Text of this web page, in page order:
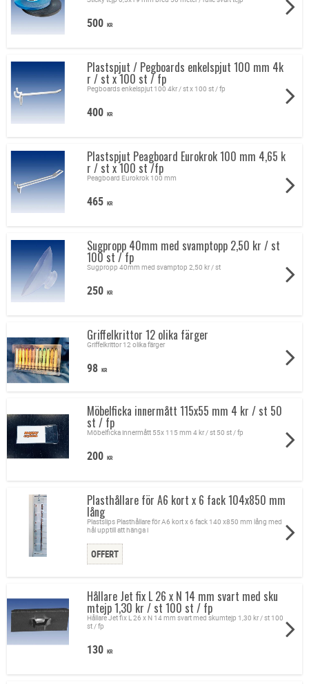
500 KR
Plastspjut / Pegboards enkelspjut 100 mm 4k
r / st x 100 st / fp
Pegboards enkelspjut 100 4kr / st x 100 st / fp
400 KR
Plastspjut Peagboard Eurokrok 100 mm 4,65 k
r / st x 100 st /fp
Peagboard Eurokrok 100 mm
465 KR
Sugpropp 40mm med svamptopp 2,50 kr / st
100 st / fp
Sugpropp 40mm med svamptop 2,50 kr / st
250 KR
Griffelkrittor 12 olika färger
Griffelkrittor 12 olika färger
98 KR
Möbelficka innermått 115x55 mm 4 kr / st 50
st / fp
Möbelficka innermått 55x 115 mm 4 kr / st 50 st / fp
200 KR
Plasthållare för A6 kort x 6 fack 104x850 mm
lång
Plastslips Plasthållare för A6 kort x 6 fack 140 x850 mm lång med
hål upptill att hänga i
Hållare Jet fix L 26 x N 14 mm svart med sku
mtejp 1,30 kr / st 100 st / fp
Hållare Jet fix L 26 x N 14 mm svart med skumtejp 1,30 kr / st 100
st / fp
130 KR